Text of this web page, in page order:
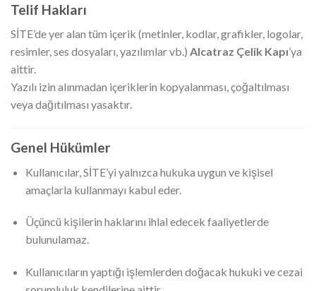
Telif Hakları
SİTE’de yer alan tüm içerik (metinler, kodlar, grafikler, logolar,
resimler, ses dosyaları, yazılımlar vb.) Alcatraz Çelik Kapı’ya
aittir.
Yazılı izin alınmadan içeriklerin kopyalanması, çoğaltılması
veya dağıtılması yasaktır.
Genel Hükümler
Kullanıcılar, SİTE’yi yalnızca hukuka uygun ve kişisel
amaçlarla kullanmayı kabul eder.
Üçüncü kişilerin haklarını ihlal edecek faaliyetlerde
bulunulamaz.
Kullanıcıların yaptığı işlemlerden doğacak hukuki ve cezai